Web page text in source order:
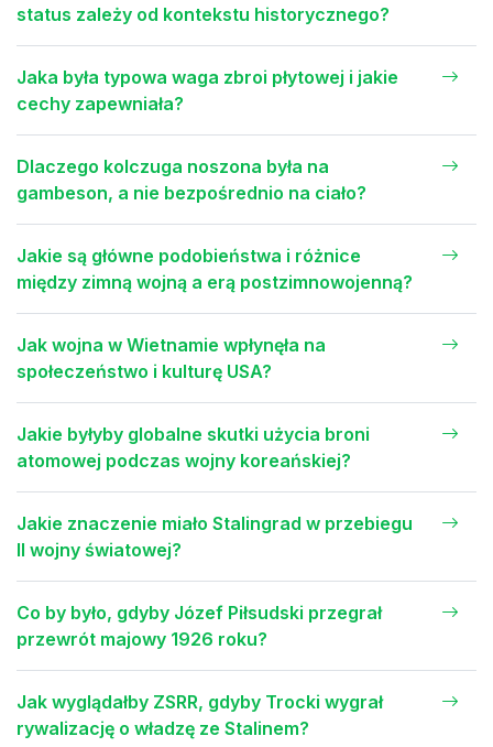
status zależy od kontekstu historycznego?
Jaka była typowa waga zbroi płytowej i jakie
cechy zapewniała?
Dlaczego kolczuga noszona była na
gambeson, a nie bezpośrednio na ciało?
Jakie są główne podobieństwa i różnice
między zimną wojną a erą postzimnowojenną?
Jak wojna w Wietnamie wpłynęła na
społeczeństwo i kulturę USA?
Jakie byłyby globalne skutki użycia broni
atomowej podczas wojny koreańskiej?
Jakie znaczenie miało Stalingrad w przebiegu
II wojny światowej?
Co by było, gdyby Józef Piłsudski przegrał
przewrót majowy 1926 roku?
Jak wyglądałby ZSRR, gdyby Trocki wygrał
rywalizację o władzę ze Stalinem?